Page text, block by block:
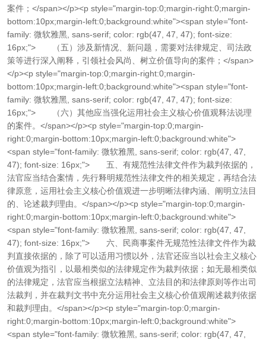
案件；</span></p><p style="margin-top:0;margin-right:0;margin-
bottom:10px;margin-left:0;background:white"><span style="font-
family: 微软雅黑, sans-serif; color: rgb(47, 47, 47); font-size:
16px;"> （五）涉及新情况、新问题，需要对法律规定、司法政
策等进行深入阐释，引领社会风尚、树立价值导向的案件；</span>
</p><p style="margin-top:0;margin-right:0;margin-
bottom:10px;margin-left:0;background:white"><span style="font-
family: 微软雅黑, sans-serif; color: rgb(47, 47, 47); font-size:
16px;"> （六）其他应当强化运用社会主义核心价值观释法说理
的案件。</span></p><p style="margin-top:0;margin-
right:0;margin-bottom:10px;margin-left:0;background:white">
<span style="font-family: 微软雅黑, sans-serif; color: rgb(47, 47,
47); font-size: 16px;"> 五、有规范性法律文件作为裁判依据的，
法官应当结合案情，先行释明规范性法律文件的相关规定，再结合法
律原意，运用社会主义核心价值观进一步明晰法律内涵、阐明立法目
的、论述裁判理由。</span></p><p style="margin-top:0;margin-
right:0;margin-bottom:10px;margin-left:0;background:white">
<span style="font-family: 微软雅黑, sans-serif; color: rgb(47, 47,
47); font-size: 16px;"> 六、民商事案件无规范性法律文件作为裁
判直接依据的，除了可以适用习惯以外，法官还应当以社会主义核心
价值观为指引，以最相类似的法律规定作为裁判依据；如无最相类似
的法律规定，法官应当根据立法精神、立法目的和法律原则等作出司
法裁判，并在裁判文书中充分运用社会主义核心价值观阐述裁判依据
和裁判理由。</span></p><p style="margin-top:0;margin-
right:0;margin-bottom:10px;margin-left:0;background:white">
<span style="font-family: 微软雅黑, sans-serif; color: rgb(47, 47,